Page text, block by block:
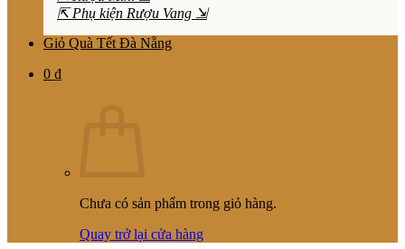
⇱ Phụ kiện Rượu Vang ⇲
Giỏ Quà Tết Đà Nẵng
0 ₫
Chưa có sản phẩm trong giỏ hàng.
Quay trở lại cửa hàng